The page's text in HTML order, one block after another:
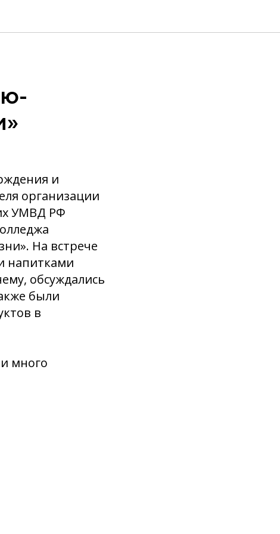
и
организации
УМВД РФ
На встрече
напитками
обсуждались
были
в
много